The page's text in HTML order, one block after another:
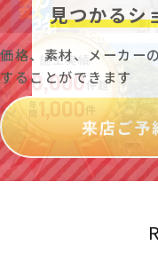
見つかるシ
価格、素材、メーカー
することができます